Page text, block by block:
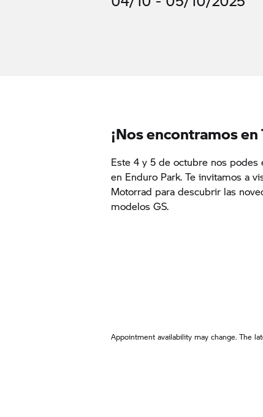
¡Nos encontramos
Este 4 y 5 de octubre nos podes
en Enduro Park. Te invitamos a
Motorrad para descubrir las
modelos GS.
Appointment availability may change. The